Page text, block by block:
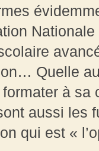
Quelle
à sa
aussi les
qui est «